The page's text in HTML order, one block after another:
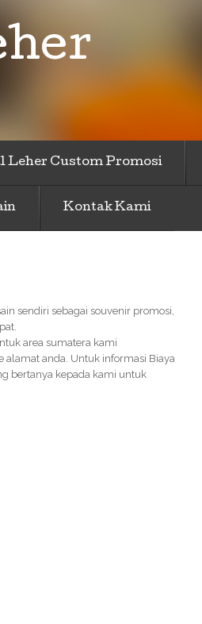
Leher Custom Promosi
Kontak Kami
sendiri sebagai souvenir promosi,
area sumatera kami
alamat anda. Untuk informasi Biaya
bertanya kepada kami untuk